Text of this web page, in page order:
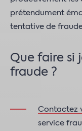
prétendument
tentative de
Que faire si
fraude ?
Contactez
service